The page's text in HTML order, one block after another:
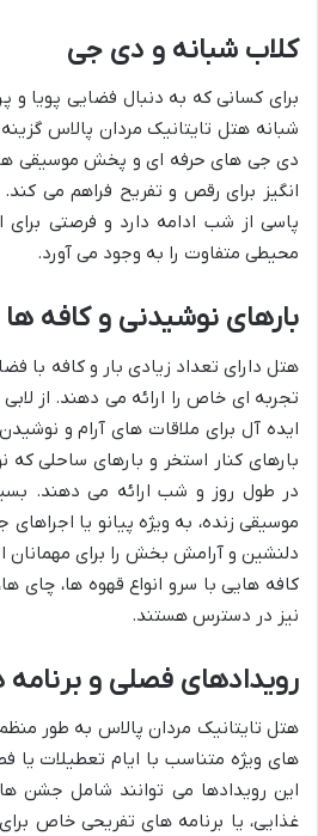
کلاب شبانه و دی جی
برای کسانی که به دنبال فضایی پویا و
شبانه هتل تایتانیک مردان پالاس
دی جی های حرفه ای و پخش موسیقی
انگیز برای رقص و تفریح فراهم می
پاسی از شب ادامه دارد و فرصتی برای
محیطی متفاوت را به وجود می آورد.
بارهای نوشیدنی و کافه ها
هتل دارای تعداد زیادی بار و کافه با
تجربه ای خاص را ارائه می دهند. از
ایده آل برای ملاقات های آرام و
بارهای کنار استخر و بارهای ساحلی که
در طول روز و شب ارائه می دهند.
موسیقی زنده، به ویژه پیانو یا
دلنشین و آرامش بخش را برای مهمانان
کافه هایی با سرو انواع قهوه ها، چای
نیز در دسترس هستند.
رویدادهای فصلی و برنامه
هتل تایتانیک مردان پالاس به طور
های ویژه متناسب با ایام تعطیلات یا
این رویدادها می توانند شامل جشن
غذایی، یا برنامه های تفریحی خاص